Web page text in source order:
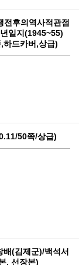
전후의역사적관점
일지(1945~55)
하드카버,상급)
50쪽/상급)
배(김제군)/백석서
, 선장본)